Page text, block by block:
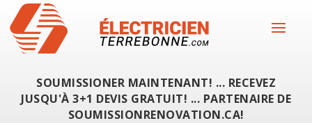
SOUMISSIONER MAINTENANT! ... RECEVEZ
JUSQU'À 3+1 DEVIS GRATUIT! ... PARTENAIRE DE
SOUMISSIONRENOVATION.CA!